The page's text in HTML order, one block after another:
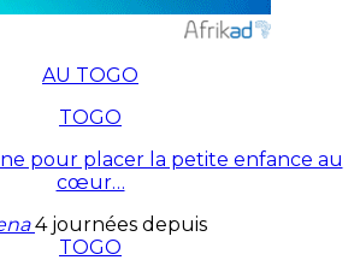
AU TOGO
TOGO
pour placer la petite enfance au
cœur…
4 journées depuis
TOGO